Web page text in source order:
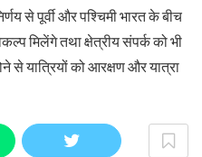
से पूर्वी और पश्चिमी भारत के बीच
मिलेंगे तथा क्षेत्रीय संपर्क को भी
से यात्रियों को आरक्षण और यात्रा